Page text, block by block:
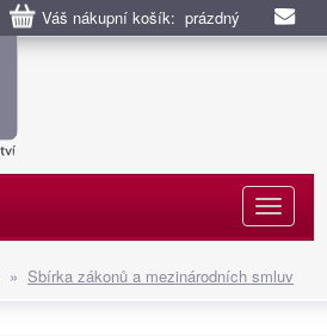
Váš nákupní košík: prázdný
» Sbírka zákonů a mezinárodních smluv